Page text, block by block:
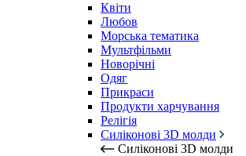
Квіти
Любов
Морська тематика
Мультфільми
Новорічні
Одяг
Прикраси
Продукти харчування
Релігія
Силіконові 3D молди
Силіконові 3D молди